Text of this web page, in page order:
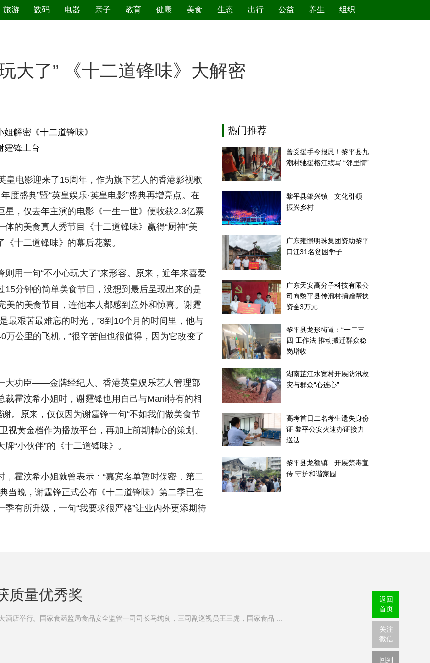
组织
养生
公益
出行
生态
美食
健康
教育
亲子
电器
数码
旅游
大了” 《十二道锋味》大解密
解密《十二道锋味》
霆锋上台
电影迎来了15周年，作为旗下艺人的香港影视歌
度盛典”暨“英皇娱乐·英皇电影”盛典再增亮点。在
，仅去年主演的电影《一生一世》便收获2.3亿票
的美食真人秀节目《十二道锋味》赢得“厨神”美
十二道锋味》的幕后花絮。
一句“不小心玩大了”来形容。原来，近年来喜爱
分钟的简单美食节目，没想到最后呈现出来的是
美的美食节目，连他本人都感到意外和惊喜。谢霆
最艰苦最难忘的时光，”8到10个月的时间里，他与
公里的飞机，“很辛苦但也很值得，因为它改变了
功臣——金牌经纪人、香港英皇娱乐艺人管理部
霍汶希小姐时，谢霆锋也用自己与Mani特有的相
。原来，仅仅因为谢霆锋一句“不如我们做美食节
视黄金档作为播放平台，再加上前期精心的策划、
“小伙伴”的《十二道锋味》。
霍汶希小姐就曾表示：“嘉宾名单暂时保密，第二
当晚，谢霆锋正式公布《十二道锋味》第二季已在
有所升级，一句“我要求很严格”让业内外更添期待
热门推荐
曾受援手今报恩！黎平县九
潮村驰援榕江续写 “邻里情”
黎平县肇兴镇：文化引领
振兴乡村
广东雍憬明珠集团资助黎平
口江31名贫困学子
广东天安高分子科技有限公
司向黎平县传洞村捐赠帮扶
资金3万元
黎平县龙形街道：“一二三
四”工作法 推动搬迁群众稳
岗增收
湖南芷江水宽村开展防汛救
灾与群众“心连心”
高考首日二名考生遗失身份
证 黎平公安火速办证接力
送达
黎平县龙额镇：开展禁毒宣
传 守护和谐家园
质量优秀奖
举行。国家食药监局食品安全监管一司司长马纯良，三司副巡视员王三虎，国家食品 ...
返回
首页
关注
微信
回到